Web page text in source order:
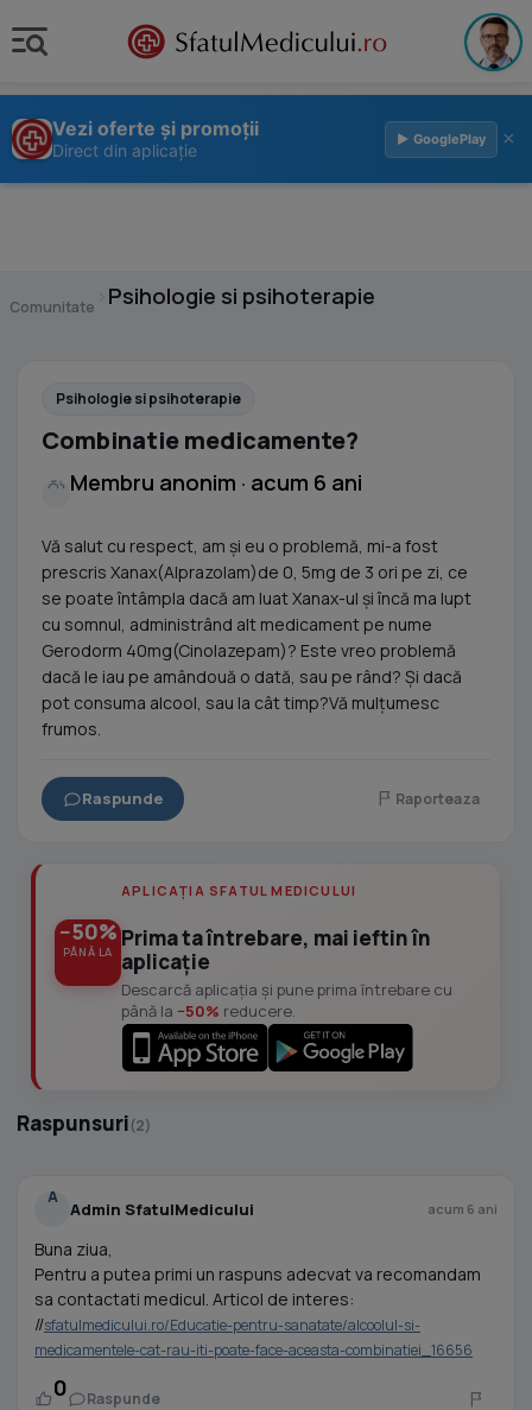
Vezi oferte și promoții
Direct din aplicație
▶ GooglePlay ×
Comunitate Psihologie si psihoterapie
Psihologie si psihoterapie
Combinatie medicamente?
Membru anonim · acum 6 ani
Vă salut cu respect, am și eu o problemă, mi-a fost
prescris Xanax(Alprazolam)de 0, 5mg de 3 ori pe zi, ce
se poate întâmpla dacă am luat Xanax-ul și încă ma lupt
cu somnul, administrând alt medicament pe nume
Gerodorm 40mg(Cinolazepam)? Este vreo problemă
dacă le iau pe amândouă o dată, sau pe rând? Și dacă
pot consuma alcool, sau la cât timp?Vă mulțumesc
frumos.
Raspunde Raporteaza
−50%
PÂNĂ LA
APLICAȚIA SFATUL MEDICULUI
Prima ta întrebare, mai ieftin în
aplicație
Descarcă aplicația și pune prima întrebare cu
până la −50% reducere.
Raspunsuri(2)
A
Admin SfatulMedicului acum 6 ani
Buna ziua,
Pentru a putea primi un raspuns adecvat va recomandam
sa contactati medicul. Articol de interes:
//sfatulmedicului.ro/Educatie-pentru-sanatate/alcoolul-si-
medicamentele-cat-rau-iti-poate-face-aceasta-combinatiei_16656
0 Raspunde